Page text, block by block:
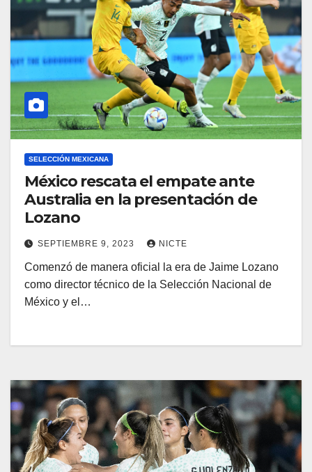
SELECCIÓN MEXICANA
México rescata el empate ante
Australia en la presentación de
Lozano
SEPTIEMBRE 9, 2023 NICTE
Comenzó de manera oficial la era de Jaime Lozano
como director técnico de la Selección Nacional de
México y el…